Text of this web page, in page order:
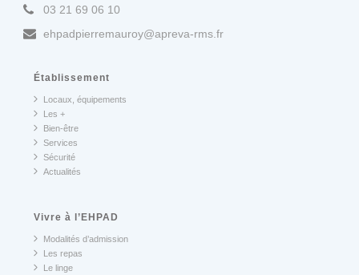
03 21 69 06 10
ehpadpierremauroy@apreva-rms.fr
Établissement
Locaux, équipements
Les +
Bien-être
Services
Sécurité
Actualités
Vivre à l’EHPAD
Modalités d’admission
Les repas
Le linge